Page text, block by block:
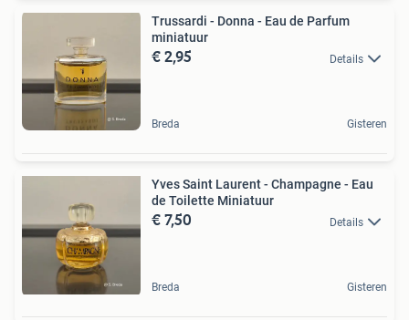
Trussardi - Donna - Eau de Parfum
miniatuur
€ 2,95 Details
Breda Gisteren
Yves Saint Laurent - Champagne - Eau
de Toilette Miniatuur
€ 7,50 Details
Breda Gisteren